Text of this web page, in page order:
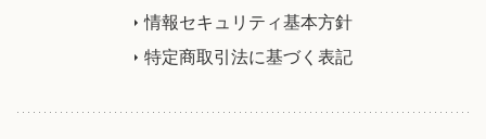
情報セキュリティ基本方針
特定商取引法に基づく表記